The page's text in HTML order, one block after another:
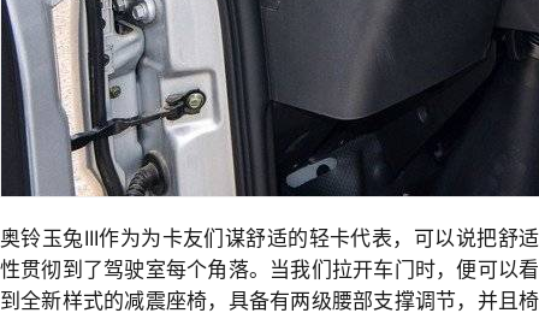
奥铃玉兔III作为为卡友们谋舒适的轻卡代表，可以说把舒适
性贯彻到了驾驶室每个角落。当我们拉开车门时，便可以看
到全新样式的减震座椅，具备有两级腰部支撑调节，并且椅